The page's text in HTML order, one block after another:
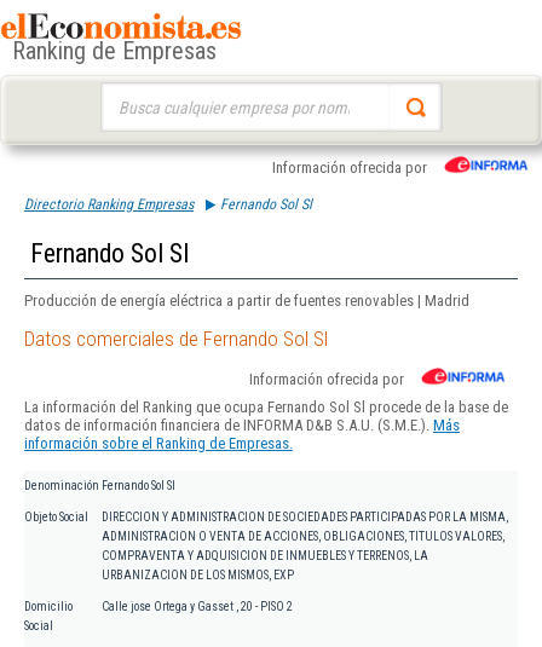
Ranking de Empresas
Información ofrecida por
Directorio Ranking Empresas Fernando Sol Sl
Fernando Sol Sl
Producción de energía eléctrica a partir de fuentes renovables | Madrid
Datos comerciales de Fernando Sol Sl
Información ofrecida por
La información del Ranking que ocupa Fernando Sol Sl procede de la base de
datos de información financiera de INFORMA D&B S.A.U. (S.M.E.). Más
información sobre el Ranking de Empresas.
Denominación Fernando Sol Sl
Objeto Social
DIRECCION Y ADMINISTRACION DE SOCIEDADES PARTICIPADAS POR LA MISMA,
ADMINISTRACION O VENTA DE ACCIONES, OBLIGACIONES, TITULOS VALORES,
COMPRAVENTA Y ADQUISICION DE INMUEBLES Y TERRENOS, LA
URBANIZACION DE LOS MISMOS, EXP
Domicilio
Social
Calle jose Ortega y Gasset , 20 - PISO 2